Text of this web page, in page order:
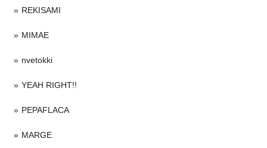
REKISAMI
MIMAE
nvetokki
YEAH RIGHT!!
PEPAFLACA
MARGE